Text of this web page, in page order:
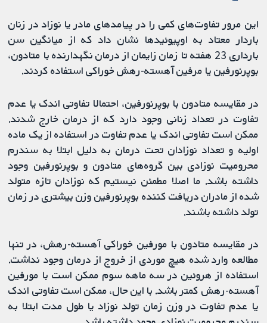
این مرور تفاوت‌های کمی را در پیامدهای مادر یا نوزاد در زنان
باردار معتاد به اوپیوئیدها نشان داد که از میانگین سن
بارداری 23 هفته تا زمان زایمان از درمان نگهدارنده با متادون،
بوپرنورفین یا مرفین آهسته-رهش خوراکی استفاده کردند.
در مقایسه متادون با بوپرنورفین، احتمالا تفاوتی اندک یا عدم
تفاوت در تعداد زنانی وجود دارد که از درمان خارج شدند.
ممکن است تفاوتی اندک یا عدم تفاوت در استفاده از یک ماده
اولیه و تعداد نوزادان تحت درمان به دلیل ابتلا به سندرم
محرومیت نوزادی بین گروه‌های متادون و بوپرنورفین وجود
داشته باشد. ما اصلا مطمئن نیستیم که نوزادان تازه متولد
شده از مادران دریافت ‌کننده بوپرنورفین وزن بیشتری در زمان
تولد داشته باشند.
در مقایسه متادون با مورفین خوراکی آهسته-رهش، در تنها
مطالعه وارد شده هیچ موردی از خروج از درمان وجود نداشت.
استفاده از هروئین در سه ماهه سوم ممکن است با مورفین
آهسته-رهش کمتر باشد. با این حال، ممکن است تفاوتی اندک
یا عدم تفاوت در وزن زمان تولد نوزاد یا طول مدت ابتلا به